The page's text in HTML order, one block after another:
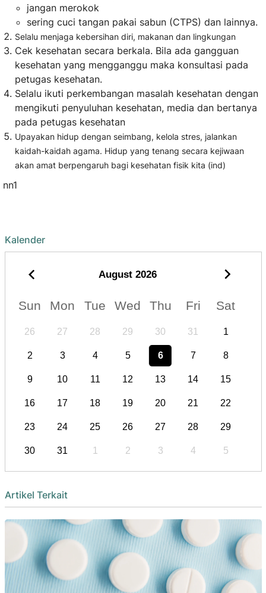
jangan merokok
sering cuci tangan pakai sabun (CTPS) dan lainnya.
Selalu menjaga kebersihan diri, makanan dan lingkungan
Cek kesehatan secara berkala. Bila ada gangguan
kesehatan yang mengganggu maka konsultasi pada
petugas kesehatan.
Selalu ikuti perkembangan masalah kesehatan dengan
mengikuti penyuluhan kesehatan, media dan bertanya
pada petugas kesehatan
Upayakan hidup dengan seimbang, kelola stres, jalankan
kaidah-kaidah agama. Hidup yang tenang secara kejiwaan
akan amat berpengaruh bagi kesehatan fisik kita (ind)
nn1
Kalender
August 2026
Sun Mon Tue Wed Thu Fri Sat
26 27 28 29 30 31 1
2 3 4 5 6 7 8
9 10 11 12 13 14 15
16 17 18 19 20 21 22
23 24 25 26 27 28 29
30 31 1 2 3 4 5
Artikel Terkait